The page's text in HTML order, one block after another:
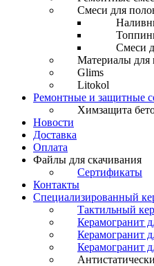
Смеси для
Смеси
Материалы для
Glims
Litokol
Ремонтные и защитные
Химзащита
Новости
Доставка
Оплата
Файлы для скачивания
Сертификаты
Контакты
Специализированный
Тактильный
Керамогранит
Керамогранит
Керамогранит